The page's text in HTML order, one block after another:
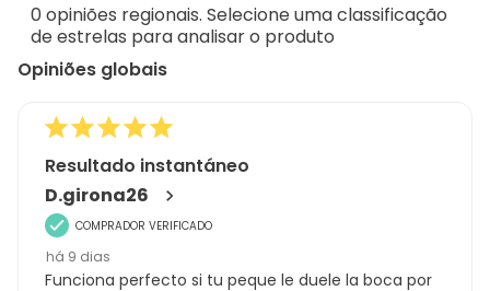
análises
0 opiniões regionais. Selecione uma classificação
de estrelas para analisar o produto
Opiniões globais
Resultado instantáneo
D.girona26
COMPRADOR VERIFICADO
há 9 dias
Funciona perfecto si tu peque le duele la boca por